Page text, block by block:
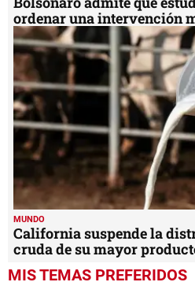
ordenar una intervención
MUNDO
California suspende la
cruda de su mayor
MIS TEMAS PREFERIDOS